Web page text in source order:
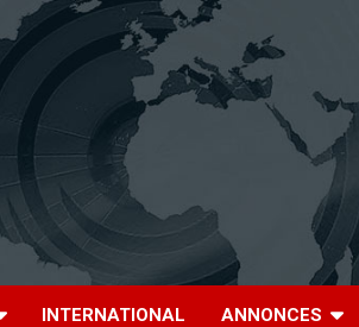
INTERNATIONAL ANNONCES